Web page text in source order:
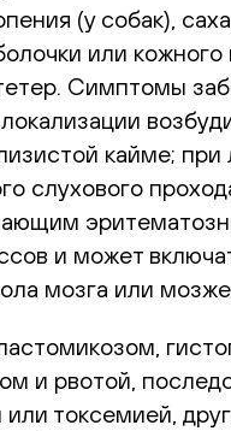
(у собак),
или кожного
Симптомы
кайме; при
слухового
и может
мозга или
и рвотой,
токсемией,